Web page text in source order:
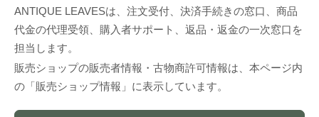
ANTIQUE LEAVESは、注文受付、決済手続きの窓口、商品
代金の代理受領、購入者サポート、返品・返金の一次窓口を
担当します。
販売ショップの販売者情報・古物商許可情報は、本ページ内
の「販売ショップ情報」に表示しています。